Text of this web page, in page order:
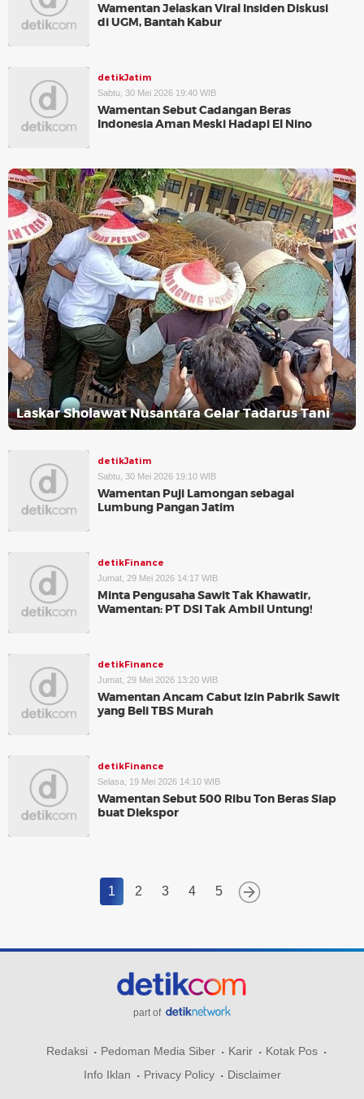
Wamentan Jelaskan Viral Insiden Diskusi
di UGM, Bantah Kabur
detikJatim
Sabtu, 30 Mei 2026 19:40 WIB
Wamentan Sebut Cadangan Beras
Indonesia Aman Meski Hadapi El Nino
Laskar Sholawat Nusantara Gelar Tadarus Tani
detikJatim
Sabtu, 30 Mei 2026 19:10 WIB
Wamentan Puji Lamongan sebagai
Lumbung Pangan Jatim
detikFinance
Jumat, 29 Mei 2026 14:17 WIB
Minta Pengusaha Sawit Tak Khawatir,
Wamentan: PT DSI Tak Ambil Untung!
detikFinance
Jumat, 29 Mei 2026 13:20 WIB
Wamentan Ancam Cabut Izin Pabrik Sawit
yang Beli TBS Murah
detikFinance
Selasa, 19 Mei 2026 14:10 WIB
Wamentan Sebut 500 Ribu Ton Beras Siap
buat Diekspor
1 2 3 4 5
part of
Redaksi Pedoman Media Siber Karir
Kotak Pos
Info Iklan
Privacy Policy Disclaimer